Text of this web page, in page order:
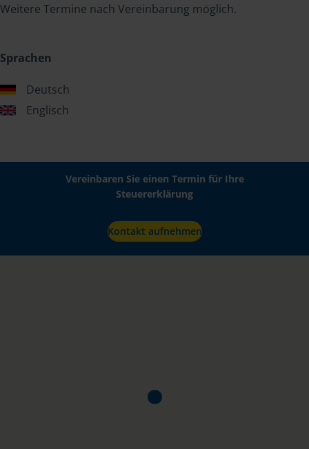
Weitere Termine nach Vereinbarung möglich.
Sprachen
Deutsch
Englisch
Vereinbaren Sie einen Termin für Ihre
Steuererklärung
Kontakt aufnehmen